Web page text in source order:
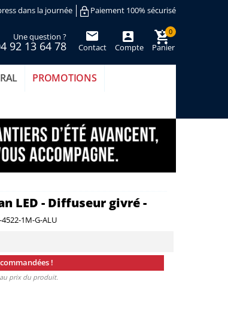
dans la journée Paiement 100% sécurisé
Panier
0
Compte
Contact
Une question ?
92 13 64 78
PROMOTIONS
LED - Diffuseur givré -
4522-1M-G-ALU
!
prix du produit.